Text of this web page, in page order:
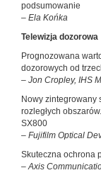
podsumowanie
– Ela Końka
Telewizja dozorowa
Prognozowana
dozorowych od
– Jon Cropley, IHS
Nowy zintegrowany
rozległych
SX800
– Fujifilm Optical
Skuteczna ochrona
– Axis